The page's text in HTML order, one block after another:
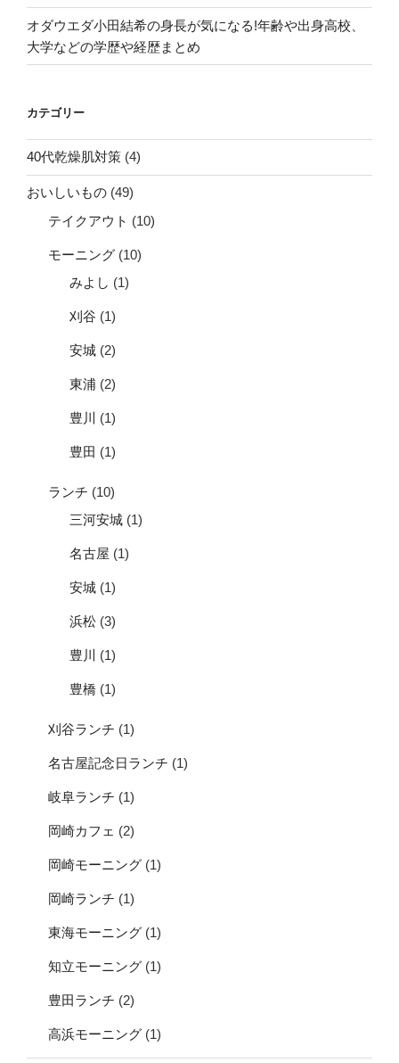
オダウエダ小田結希の身長が気になる!年齢や出身高校、
大学などの学歴や経歴まとめ
カテゴリー
40代乾燥肌対策 (4)
おいしいもの (49)
テイクアウト (10)
モーニング (10)
みよし (1)
刈谷 (1)
安城 (2)
東浦 (2)
豊川 (1)
豊田 (1)
ランチ (10)
三河安城 (1)
名古屋 (1)
安城 (1)
浜松 (3)
豊川 (1)
豊橋 (1)
刈谷ランチ (1)
名古屋記念日ランチ (1)
岐阜ランチ (1)
岡崎カフェ (2)
岡崎モーニング (1)
岡崎ランチ (1)
東海モーニング (1)
知立モーニング (1)
豊田ランチ (2)
高浜モーニング (1)